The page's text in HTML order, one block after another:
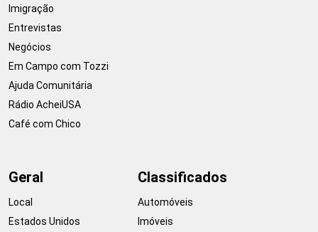
Imigração
Entrevistas
Negócios
Em Campo com Tozzi
Ajuda Comunitária
Rádio AcheiUSA
Café com Chico
Geral
Local
Estados Unidos
Classificados
Automóveis
Imóveis